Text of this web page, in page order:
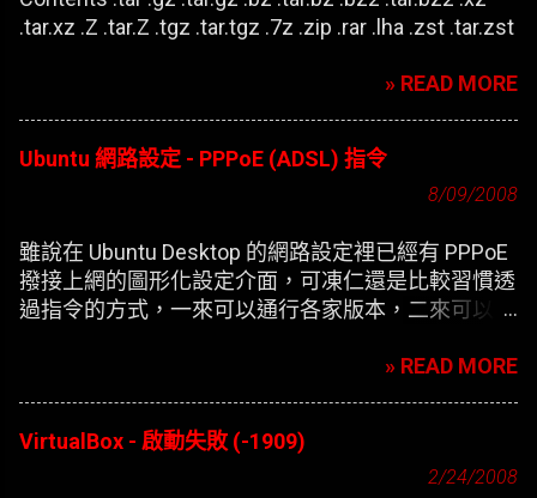
.tar.xz .Z .tar.Z .tgz .tar.tgz .7z .zip .rar .lha .zst .tar.zst
» READ MORE
Ubuntu 網路設定 - PPPoE (ADSL) 指令
8/09/2008
雖說在 Ubuntu Desktop 的網路設定裡已經有 PPPoE
撥接上網的圖形化設定介面，可凍仁還是比較習慣透
過指令的方式，一來可以通行各家版本，二來可以在
» READ MORE
VirtualBox - 啟動失敗 (-1909)
2/24/2008